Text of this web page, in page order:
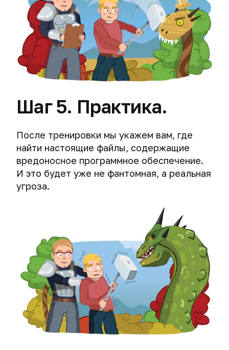
деанонимизируют
оппозиционеров
наркоторговцев
в
Telegram
Деанонимизируем
мошенников.
Получение
адреса
собеседника.
для
VPN.
Сравнение
OpenVPN,
PPTP,
L2TP/IPsec
VPN:
TLS
authentication,
порт
соединения
и
Выбираем
безопасный
VPN:
алгоритм
шифрования,
длина
ключа
и
аутентификация
данных.
жестких
дисках
Экстренное
уничтожение
компьютера.
Как
обманывают
криминалистов.
Экстренное
уничтожение
мобильного
телефона
и
планшета
Шаг 5. Практика.
После тренировки мы укажем вам, где
найти настоящие файлы, содержащие
вредоносное программное обеспечение.
И это будет уже не фантомная, а реальная
угроза.